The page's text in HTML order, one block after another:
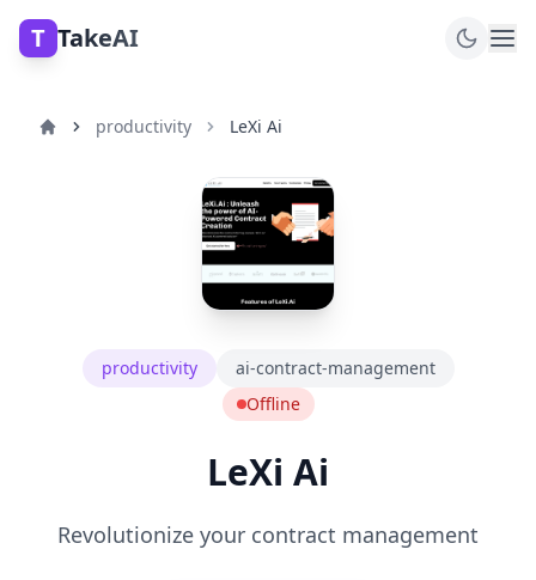
T TakeAI
productivity LeXi Ai
productivity
ai-contract-management
Offline
LeXi Ai
Revolutionize your contract management